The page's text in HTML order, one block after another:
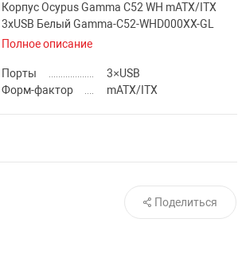
Корпус Ocypus Gamma C52 WH mATX/ITX
3xUSB Белый Gamma-C52-WHD000XX-GL
Полное описание
Порты
3×USB
Форм-фактор
mATX/ITX
Поделиться